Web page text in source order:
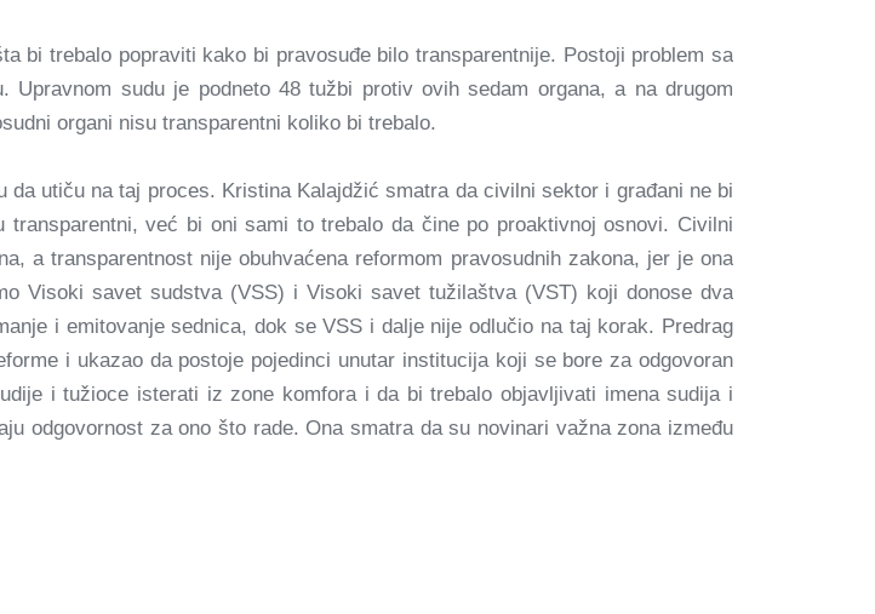
bi trebalo popraviti kako bi pravosuđe bilo transparentnije. Postoji problem sa
sudu je podneto 48 tužbi protiv ovih sedam organa, a na drugom
organi nisu transparentni koliko bi trebalo.
utiču na taj proces. Kristina Kalajdžić smatra da civilni sektor i građani ne bi
već bi oni sami to trebalo da čine po proaktivnoj osnovi. Civilni
a transparentnost nije obuhvaćena reformom pravosudnih zakona, jer je ona
Visoki savet sudstva (VSS) i Visoki savet tužilaštva (VST) koji donose dva
i emitovanje sednica, dok se VSS i dalje nije odlučio na taj korak. Predrag
i ukazao da postoje pojedinci unutar institucija koji se bore za odgovoran
i tužioce isterati iz zone komfora i da bi trebalo objavljivati imena sudija i
odgovornost za ono što rade. Ona smatra da su novinari važna zona između